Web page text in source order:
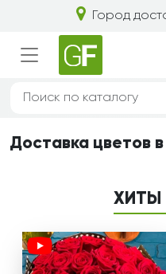
Город
Доставка цветов